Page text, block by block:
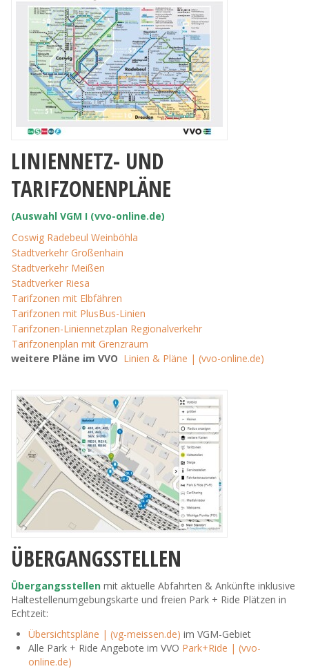
LINIENNETZ- UND
TARIFZONENPLÄNE
(Auswahl VGM I (vvo-online.de)
Coswig Radebeul Weinböhla
Stadtverkehr Großenhain
Stadtverkehr Meißen
Stadtverker Riesa
Tarifzonen mit Elbfähren
Tarifzonen mit PlusBus-Linien
Tarifzonen-Liniennetzplan Regionalverkehr
Tarifzonenplan mit Grenzraum
weitere Pläne im VVO Linien & Pläne | (vvo-online.de)
ÜBERGANGSSTELLEN
Übergangsstellen mit aktuelle Abfahrten & Ankünfte inklusive
Haltestellenumgebungskarte und freien Park + Ride Plätzen in
Echtzeit:
Übersichtspläne | (vg-meissen.de) im VGM-Gebiet
Alle Park + Ride Angebote im VVO Park+Ride | (vvo-
online.de)